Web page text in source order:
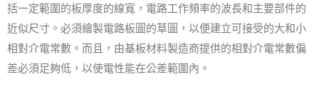
括一定範圍的板厚度的線寬，電路工作頻率的波長和主要部件的
近似尺寸。必須繪製電路板圖的草圖，以便建立可接受的大和小
相對介電常數。而且，由基板材料製造商提供的相對介電常數偏
差必須足夠低，以使電性能在公差範圍內。